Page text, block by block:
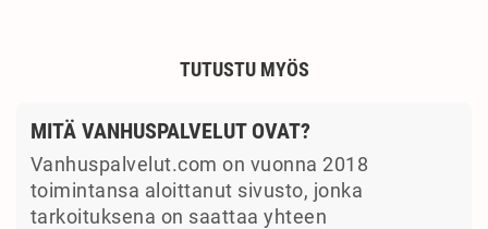
TUTUSTU MYÖS
MITÄ VANHUSPALVELUT OVAT?
Vanhuspalvelut.com on vuonna 2018
toimintansa aloittanut sivusto, jonka
tarkoituksena on saattaa yhteen